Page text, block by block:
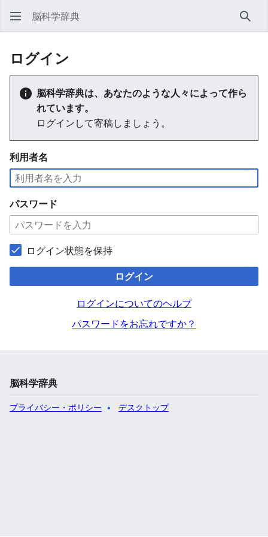
脳科学辞典 検索
ログイン
脳科学辞典は、あなたのような人々によって作ら
れています。
ログインして寄稿しましょう。
利用者名
パスワード
ログイン状態を保持
ログイン
ログインについてのヘルプ
パスワードをお忘れですか？
脳科学辞典
プライバシー・ポリシー デスクトップ